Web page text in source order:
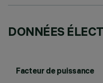
DONNÉES
Facteur de puissance